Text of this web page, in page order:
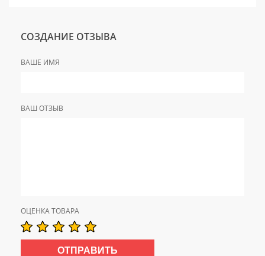
СОЗДАНИЕ ОТЗЫВА
ВАШЕ ИМЯ
ВАШ ОТЗЫВ
ОЦЕНКА ТОВАРА